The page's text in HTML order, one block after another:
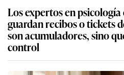
Los expertos en
guardan recibos o tickets
son acumuladores, sino
control